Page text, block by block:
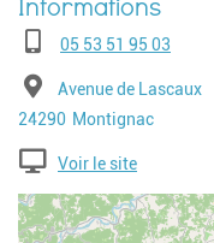
Téléphone05 53 51 95 03
AdresseAvenue de Lascaux
Code postal
24290 Ville
Montignac
Voir le site
Geolocalisation